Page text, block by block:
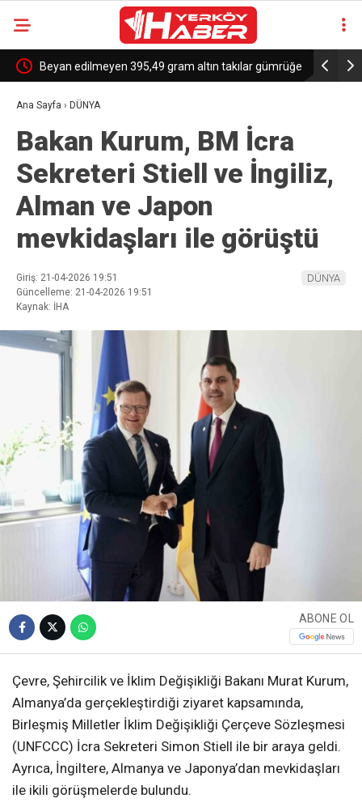
Beyan edilmeyen 395,49 gram altın takılar gümrüğe
takıldı
Ana Sayfa › DÜNYA
Bakan Kurum, BM İcra
Sekreteri Stiell ve İngiliz,
Alman ve Japon
mevkidaşları ile görüştü
Giriş: 21-04-2026 19:51
Güncelleme: 21-04-2026 19:51
Kaynak: İHA
DÜNYA
ABONE OL
Çevre, Şehircilik ve İklim Değişikliği Bakanı Murat Kurum,
Almanya’da gerçekleştirdiği ziyaret kapsamında,
Birleşmiş Milletler İklim Değişikliği Çerçeve Sözleşmesi
(UNFCCC) İcra Sekreteri Simon Stiell ile bir araya geldi.
Ayrıca, İngiltere, Almanya ve Japonya’dan mevkidaşları
ile ikili görüşmelerde bulundu.